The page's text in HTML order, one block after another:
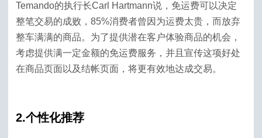
Temando的执行长Carl Hartmann说，免运费可以决定
整笔交易的成败，85%消费者曾因为运费太贵，而放弃
整车满满的商品。为了提供潜在客户体验商品的机会，
考虑提供满一定金额的免运费服务，并且宣传这项好处
在商品页面以及结帐页面，将更有效地达成交易。
2.个性化推荐